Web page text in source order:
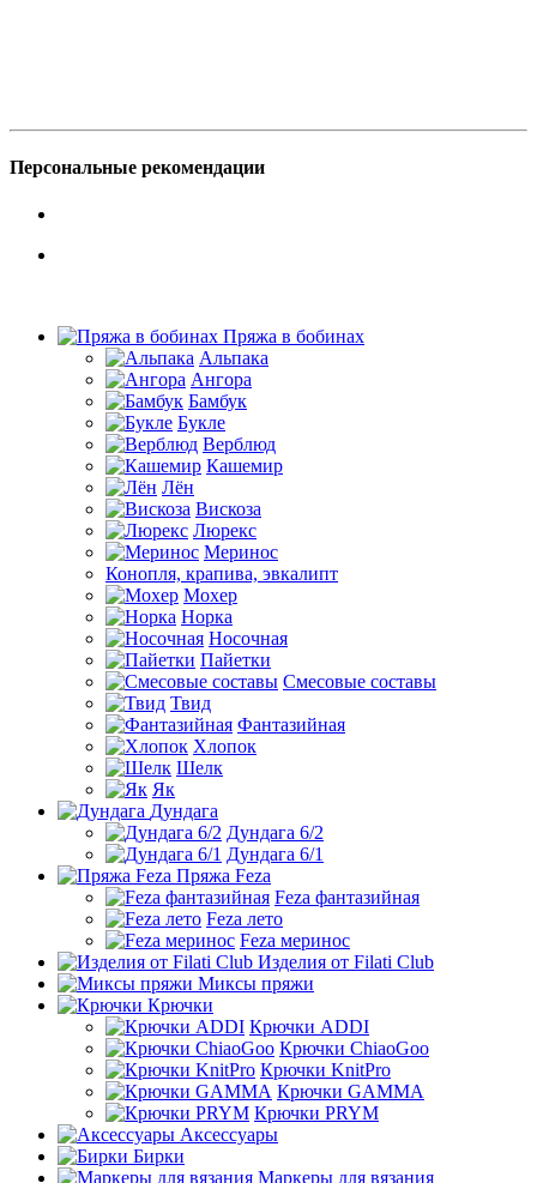
Персональные рекомендации
Пряжа в бобинах
Альпака
Ангора
Бамбук
Букле
Верблюд
Кашемир
Лён
Вискоза
Люрекс
Меринос
Конопля, крапива, эвкалипт
Мохер
Норка
Носочная
Пайетки
Смесовые составы
Твид
Фантазийная
Хлопок
Шелк
Як
Дундага
Дундага 6/2
Дундага 6/1
Пряжа Feza
Feza фантазийная
Feza лето
Feza меринос
Изделия от Filati Club
Миксы пряжи
Крючки
Крючки ADDI
Крючки ChiaoGoo
Крючки KnitPro
Крючки GAMMA
Крючки PRYM
Аксессуары
Бирки
Маркеры для вязания